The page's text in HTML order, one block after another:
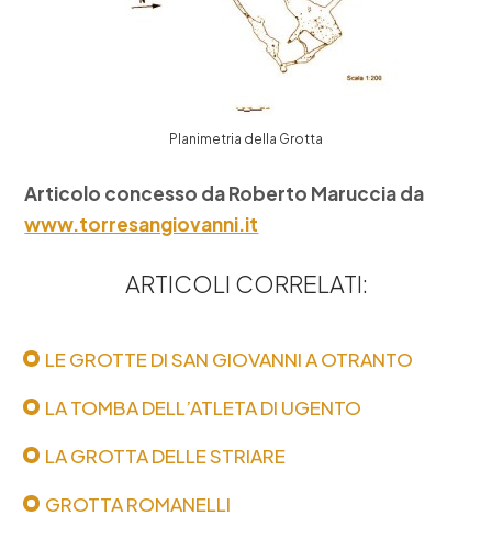
Planimetria della Grotta
Articolo concesso da Roberto Maruccia da
www.torresangiovanni.it
ARTICOLI CORRELATI:
LE GROTTE DI SAN GIOVANNI A OTRANTO
LA TOMBA DELL’ATLETA DI UGENTO
LA GROTTA DELLE STRIARE
GROTTA ROMANELLI